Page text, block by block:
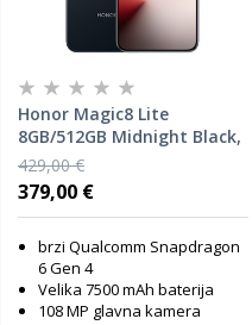
Honor Magic8 Lite
8GB/512GB Midnight Black,
mobitel
429,00 €
379,00 €
brzi Qualcomm Snapdragon
6 Gen 4
Velika 7500 mAh baterija
108 MP glavna kamera